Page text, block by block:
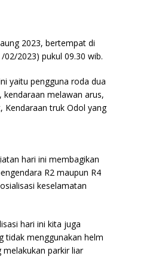
2023, bertempat di
2023) pukul 09.30 wib.
yaitu pengguna roda dua
melawan arus,
Kendaraan truk Odol yang
hari ini membagikan
R2 maupun R4
keselamatan
hari ini kita juga
tidak menggunakan helm
parkir liar